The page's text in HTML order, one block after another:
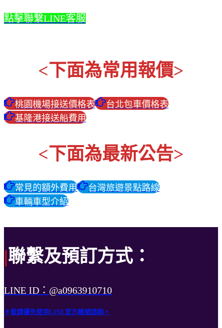
點擊聯繫LINE客服
<下面為常用報價>
桃園機場接送價格表
台北包車價格表
基隆港接送船費用
<下面為最新公告>
常見的額外費用
台灣旅遊景點路線
車輛車型介紹
|聯繫及預訂方式：
LINE ID：@a0963910710
＊敬請優先使用LINE官方帳號諮詢。